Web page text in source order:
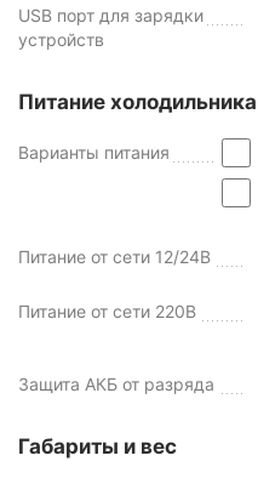
USB порт для зарядки
устройств
Питание холодильника
Варианты питания
Питание от сети 12/24В
Питание от сети 220В
Защита АКБ от разряда
Габариты и вес